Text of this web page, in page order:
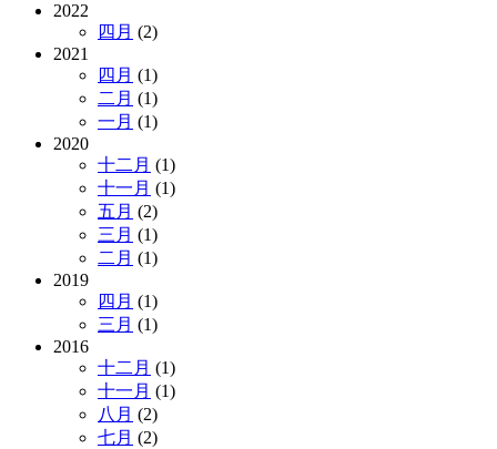
2022
四月 (2)
2021
四月 (1)
二月 (1)
一月 (1)
2020
十二月 (1)
十一月 (1)
五月 (2)
三月 (1)
二月 (1)
2019
四月 (1)
三月 (1)
2016
十二月 (1)
十一月 (1)
八月 (2)
七月 (2)